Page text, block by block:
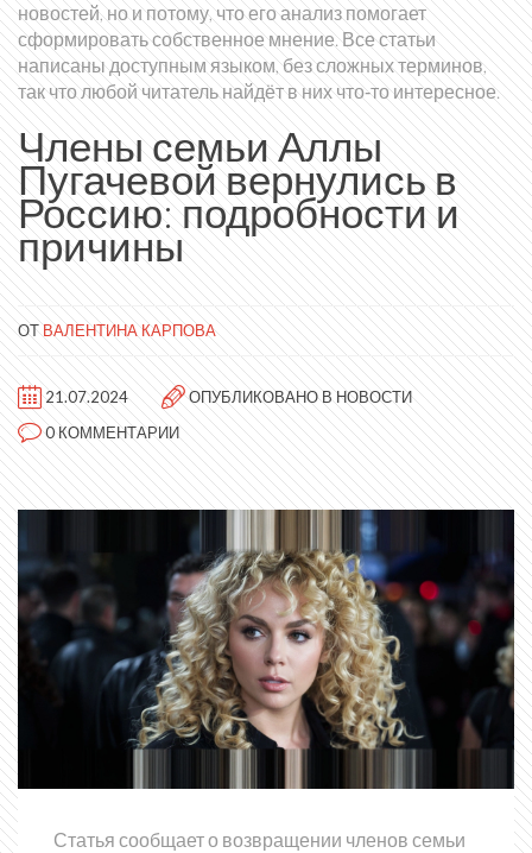
новостей, но и потому, что его анализ помогает
сформировать собственное мнение. Все статьи
написаны доступным языком, без сложных терминов,
так что любой читатель найдёт в них что‑то интересное.
Члены семьи Аллы
Пугачевой вернулись в
Россию: подробности и
причины
ОТВАЛЕНТИНА КАРПОВА
21.07.2024 ОПУБЛИКОВАНО ВНОВОСТИ
0 КОММЕНТАРИИ
Статья сообщает о возвращении членов семьи